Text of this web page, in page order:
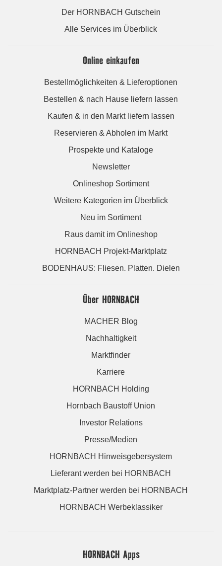
Der HORNBACH Gutschein
Alle Services im Überblick
Online einkaufen
Bestellmöglichkeiten & Lieferoptionen
Bestellen & nach Hause liefern lassen
Kaufen & in den Markt liefern lassen
Reservieren & Abholen im Markt
Prospekte und Kataloge
Newsletter
Onlineshop Sortiment
Weitere Kategorien im Überblick
Neu im Sortiment
Raus damit im Onlineshop
HORNBACH Projekt-Marktplatz
BODENHAUS: Fliesen. Platten. Dielen
Über HORNBACH
MACHER Blog
Nachhaltigkeit
Marktfinder
Karriere
HORNBACH Holding
Hornbach Baustoff Union
Investor Relations
Presse/Medien
HORNBACH Hinweisgebersystem
Lieferant werden bei HORNBACH
Marktplatz-Partner werden bei HORNBACH
HORNBACH Werbeklassiker
HORNBACH Apps